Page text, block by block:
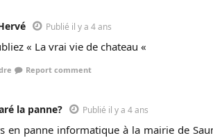
Publié il y a 4 ans
« La vrai vie de chateau «
Report comment
la panne? Publié il y a 4 ans
en panne informatique à la mairie de